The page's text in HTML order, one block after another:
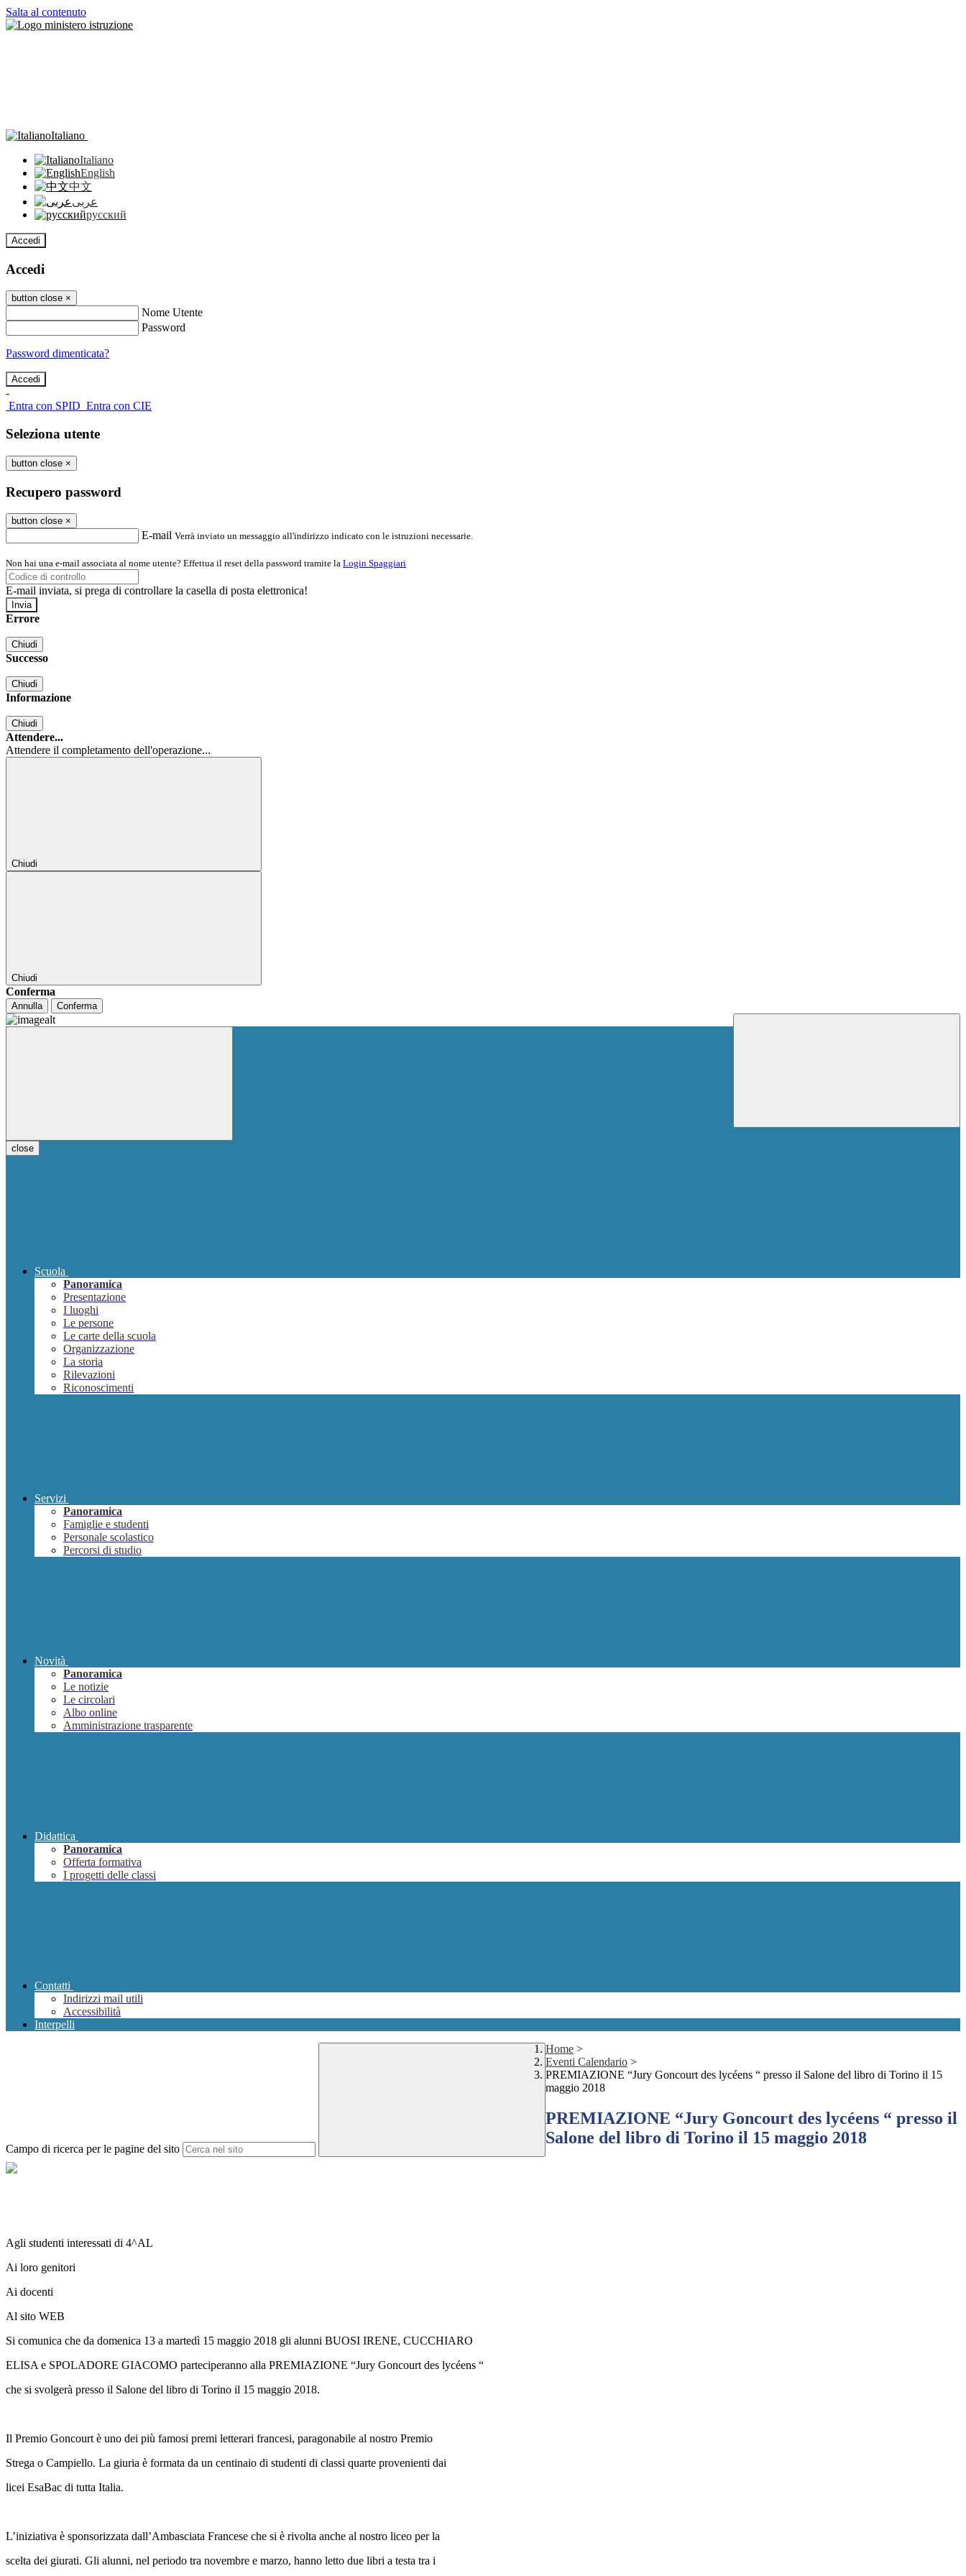
Salta al contenuto
Italiano
Italiano
English
中文
عربى
русский
Accedi
Accedi
button close ×
Nome Utente
Password
Password dimenticata?
-
Entra con SPID Entra con CIE
Seleziona utente
button close ×
Recupero password
button close ×
E-mail Verrà inviato un messaggio all'indirizzo indicato con le istruzioni necessarie.
Non hai una e-mail associata al nome utente? Effettua il reset della password tramite la Login Spaggiari
E-mail inviata, si prega di controllare la casella di posta elettronica!
Errore
Chiudi
Successo
Chiudi
Informazione
Chiudi
Attendere...
Attendere il completamento dell'operazione...
Chiudi
Chiudi
Conferma
Annulla Conferma
close
Scuola
Panoramica
Presentazione
I luoghi
Le persone
Le carte della scuola
Organizzazione
La storia
Rilevazioni
Riconoscimenti
Servizi
Panoramica
Famiglie e studenti
Personale scolastico
Percorsi di studio
Novità
Panoramica
Le notizie
Le circolari
Albo online
Amministrazione trasparente
Didattica
Panoramica
Offerta formativa
I progetti delle classi
Contatti
Indirizzi mail utili
Accessibilità
Interpelli
Campo di ricerca per le pagine del sito
Home >
Eventi Calendario >
PREMIAZIONE “Jury Goncourt des lycéens “ presso il Salone del libro di Torino il 15
maggio 2018
PREMIAZIONE “Jury Goncourt des lycéens “ presso il
Salone del libro di Torino il 15 maggio 2018
Agli studenti interessati di 4^AL
Ai loro genitori
Ai docenti
Al sito WEB
Si comunica che da domenica 13 a martedì 15 maggio 2018 gli alunni BUOSI IRENE, CUCCHIARO
ELISA e SPOLADORE GIACOMO parteciperanno alla PREMIAZIONE “Jury Goncourt des lycéens “
che si svolgerà presso il Salone del libro di Torino il 15 maggio 2018.
Il Premio Goncourt è uno dei più famosi premi letterari francesi, paragonabile al nostro Premio
Strega o Campiello. La giuria è formata da un centinaio di studenti di classi quarte provenienti dai
licei EsaBac di tutta Italia.
L’iniziativa è sponsorizzata dall’Ambasciata Francese che si è rivolta anche al nostro liceo per la
scelta dei giurati. Gli alunni, nel periodo tra novembre e marzo, hanno letto due libri a testa tra i